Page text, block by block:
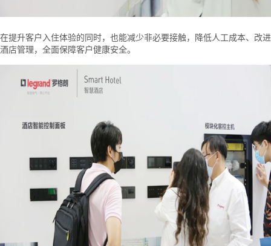
在提升客户入住体验的同时，也能减少非必要接触，降低人工成本、改进
酒店管理，全面保障客户健康安全。